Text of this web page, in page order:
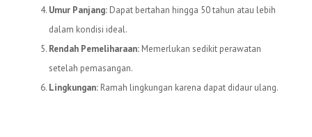
Umur Panjang: Dapat bertahan hingga 50 tahun atau lebih
dalam kondisi ideal.
Rendah Pemeliharaan: Memerlukan sedikit perawatan
setelah pemasangan.
Lingkungan: Ramah lingkungan karena dapat didaur ulang.